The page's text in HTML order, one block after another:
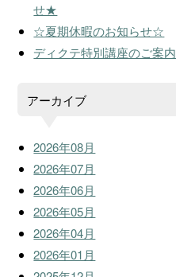
せ★
☆夏期休暇のお知らせ☆
ディクテ特別講座のご案内
アーカイブ
2026年08月
2026年07月
2026年06月
2026年05月
2026年04月
2026年01月